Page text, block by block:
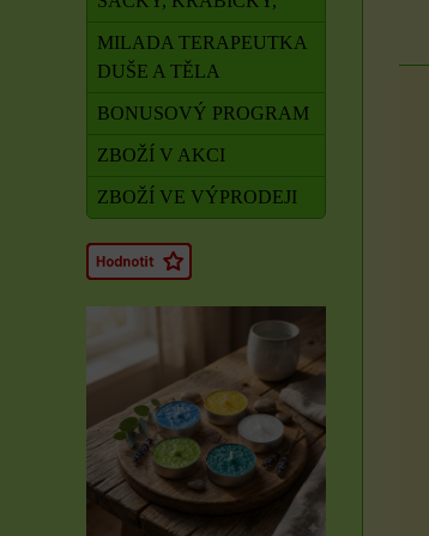
MILADA TERAPEUTKA
DUŠE A TĚLA
BONUSOVÝ PROGRAM
ZBOŽÍ V AKCI
ZBOŽÍ VE VÝPRODEJI
Rituál Zdraví a